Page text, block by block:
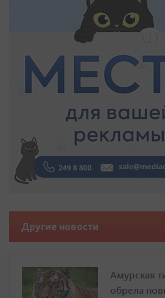
Другие новости
Амурская
обрела